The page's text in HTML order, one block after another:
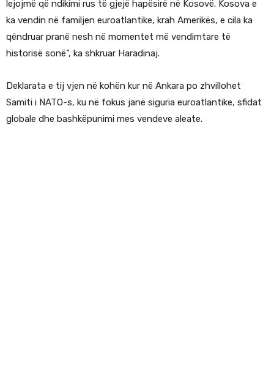
lejojmë që ndikimi rus të gjejë hapësirë në Kosovë. Kosova e
ka vendin në familjen euroatlantike, krah Amerikës, e cila ka
qëndruar pranë nesh në momentet më vendimtare të
historisë sonë”, ka shkruar Haradinaj.
Deklarata e tij vjen në kohën kur në Ankara po zhvillohet
Samiti i NATO-s, ku në fokus janë siguria euroatlantike, sfidat
globale dhe bashkëpunimi mes vendeve aleate.